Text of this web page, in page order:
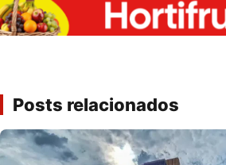
Posts relacionados